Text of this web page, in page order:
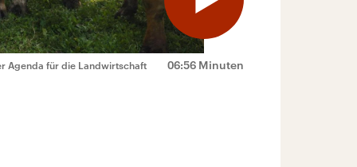
06:56 Minuten
Agenda für die Landwirtschaft